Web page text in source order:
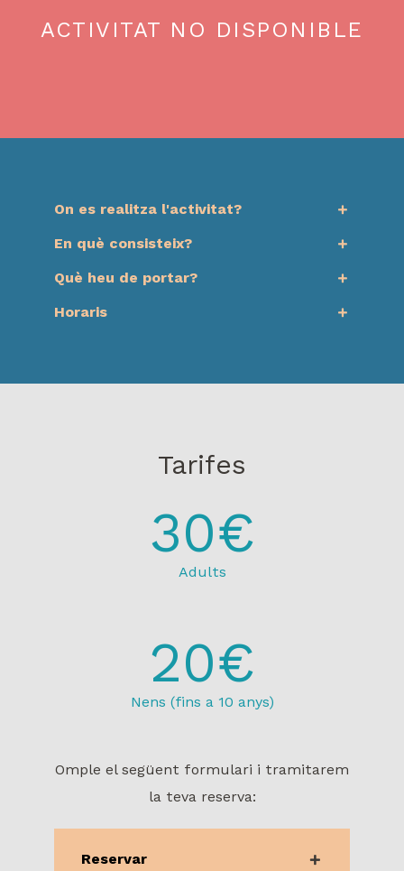
ACTIVITAT NO DISPONIBLE
On es realitza l'activitat?
En què consisteix?
Què heu de portar?
Horaris
Tarifes
30€
Adults
20€
Nens (fins a 10 anys)
Omple el següent formulari i tramitarem
la teva reserva:
Reservar